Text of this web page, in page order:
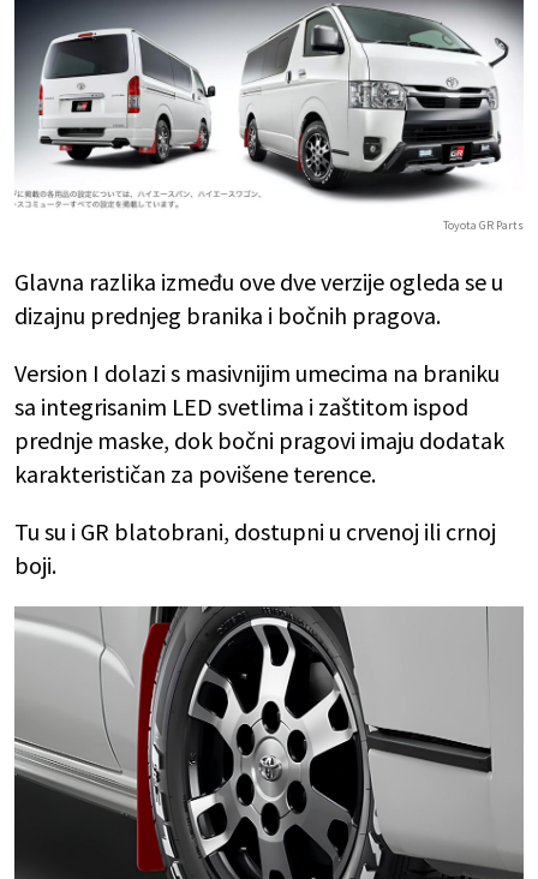
Toyota GR Parts
Glavna razlika između ove dve verzije ogleda se u
dizajnu prednjeg branika i bočnih pragova.
Version I dolazi s masivnijim umecima na braniku
sa integrisanim LED svetlima i zaštitom ispod
prednje maske, dok bočni pragovi imaju dodatak
karakterističan za povišene terence.
Tu su i GR blatobrani, dostupni u crvenoj ili crnoj
boji.